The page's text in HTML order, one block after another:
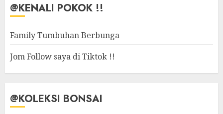
@KENALI POKOK !!
Family Tumbuhan Berbunga
Jom Follow saya di Tiktok !!
@KOLEKSI BONSAI